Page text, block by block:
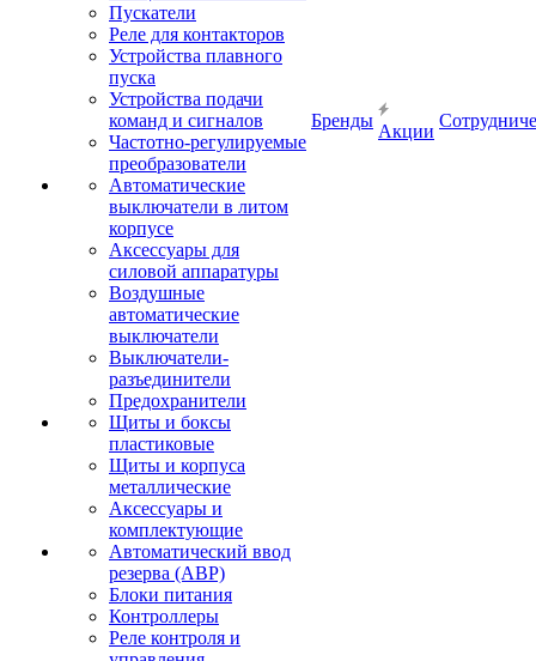
Пускатели
Реле для контакторов
Устройства плавного
пуска
Устройства подачи
команд и сигналов
Частотно-регулируемые
преобразователи
Автоматические
выключатели в литом
корпусе
Аксессуары для
силовой аппаратуры
Воздушные
автоматические
выключатели
Выключатели-
разъединители
Предохранители
Щиты и боксы
пластиковые
Щиты и корпуса
металлические
Аксессуары и
комплектующие
Автоматический ввод
резерва (АВР)
Блоки питания
Контроллеры
Реле контроля и
Бренды
Акции